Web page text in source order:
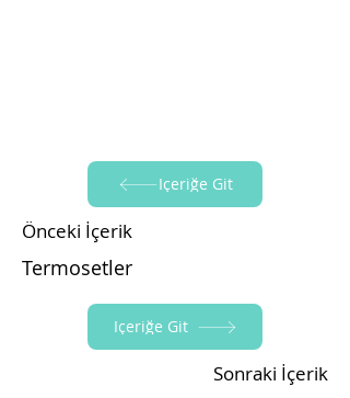
İçeriğe Git
Önceki İçerik
Termosetler
İçeriğe Git
Sonraki İçerik